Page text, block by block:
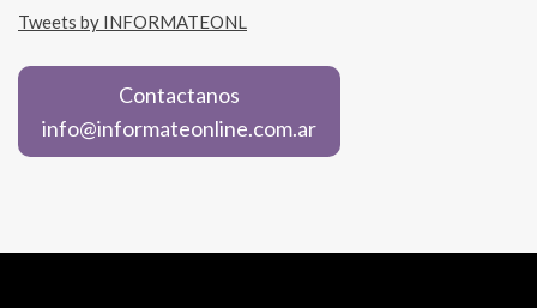
Tweets by INFORMATEONL
Contactanos
info@informateonline.com.ar